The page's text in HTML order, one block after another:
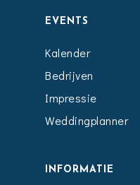
EVENTS
Kalender
Bedrijven
Impressie
Weddingplanner
INFORMATIE